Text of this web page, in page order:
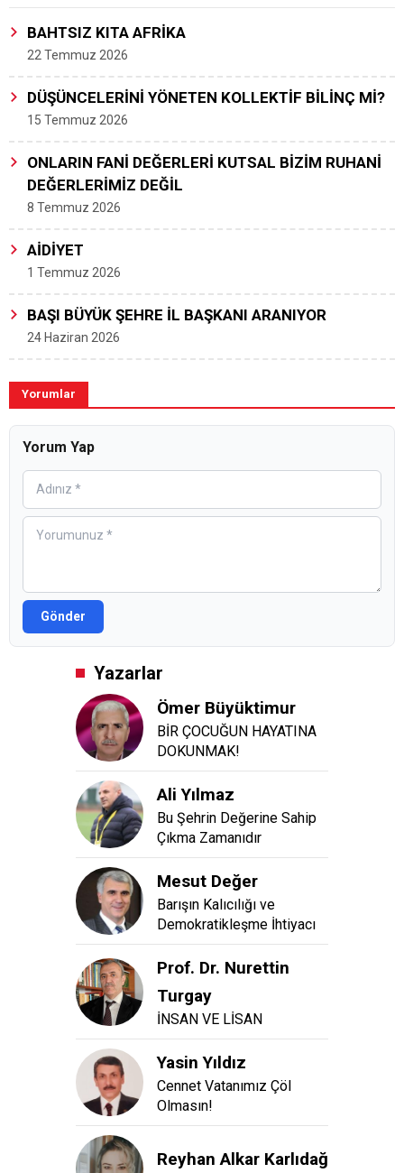
BAHTSIZ KITA AFRİKA
22 Temmuz 2026
DÜŞÜNCELERİNİ YÖNETEN KOLLEKTİF BİLİNÇ Mİ?
15 Temmuz 2026
ONLARIN FANİ DEĞERLERİ KUTSAL BİZİM RUHANİ
DEĞERLERİMİZ DEĞİL
8 Temmuz 2026
AİDİYET
1 Temmuz 2026
BAŞI BÜYÜK ŞEHRE İL BAŞKANI ARANIYOR
24 Haziran 2026
Yorumlar
Yorum Yap
Gönder
Yazarlar
Ömer Büyüktimur
BİR ÇOCUĞUN HAYATINA
DOKUNMAK!
Ali Yılmaz
Bu Şehrin Değerine Sahip
Çıkma Zamanıdır
Mesut Değer
Barışın Kalıcılığı ve
Demokratikleşme İhtiyacı
Prof. Dr. Nurettin
Turgay
İNSAN VE LİSAN
Yasin Yıldız
Cennet Vatanımız Çöl
Olmasın!
Reyhan Alkar Karlıdağ